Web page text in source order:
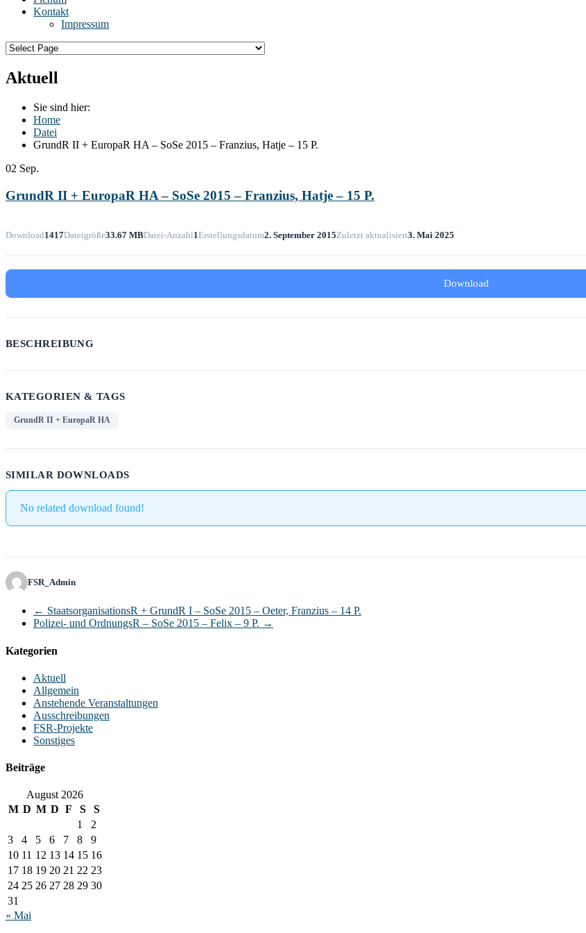
Kontakt
Impressum
Aktuell
Sie sind hier:
Home
Datei
GrundR II + EuropaR HA – SoSe 2015 – Franzius, Hatje – 15 P.
02 Sep.
GrundR II + EuropaR HA – SoSe 2015 – Franzius, Hatje – 15 P.
Download1417Dateigröße33.67 MBDatei-Anzahl1Erstellungsdatum2. September 2015Zuletzt aktualisiert3. Mai 2025
Download
BESCHREIBUNG
KATEGORIEN & TAGS
GrundR II + EuropaR HA
SIMILAR DOWNLOADS
No related download found!
FSR_Admin
← StaatsorganisationsR + GrundR I – SoSe 2015 – Oeter, Franzius – 14 P.
Polizei- und OrdnungsR – SoSe 2015 – Felix – 9 P. →
Kategorien
Aktuell
Allgemein
Anstehende Veranstaltungen
Ausschreibungen
FSR-Projekte
Sonstiges
Beiträge
August 2026
M D M D F S
S
1
2
3
4 5 6 7 8
9
10 11 12 13 14 15 16
17 18 19 20 21 22 23
24 25 26 27 28 29 30
31
« Mai